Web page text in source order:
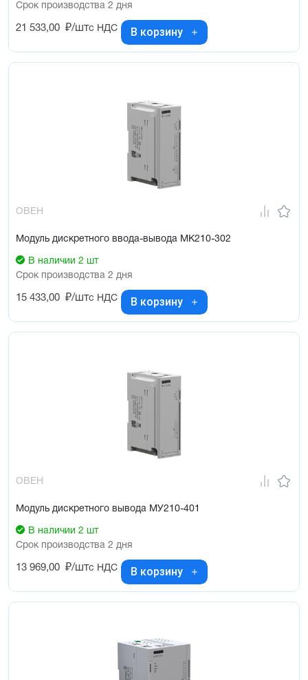
Срок производства 2 дня
21 533,00 ₽/штс НДС В корзину
ОВЕН
Модуль дискретного ввода-вывода МК210-302
В наличии 2 шт
Срок производства 2 дня
15 433,00 ₽/штс НДС В корзину
ОВЕН
Модуль дискретного вывода МУ210-401
В наличии 2 шт
Срок производства 2 дня
13 969,00 ₽/штс НДС В корзину